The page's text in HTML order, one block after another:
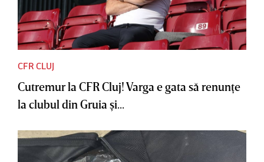
CFR CLUJ
Cutremur la CFR Cluj! Varga e gata să renunţe
la clubul din Gruia şi...